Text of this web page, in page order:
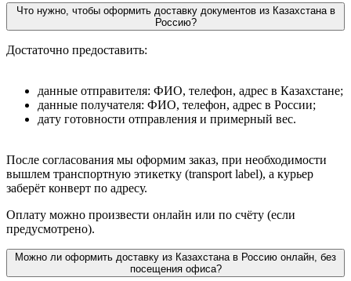
Что нужно, чтобы оформить доставку документов из Казахстана в
Россию?
Достаточно предоставить:
данные отправителя: ФИО, телефон, адрес в Казахстане;
данные получателя: ФИО, телефон, адрес в России;
дату готовности отправления и примерный вес.
После согласования мы оформим заказ, при необходимости
вышлем транспортную этикетку (transport label), а курьер
заберёт конверт по адресу.
Оплату можно произвести онлайн или по счёту (если
предусмотрено).
Можно ли оформить доставку из Казахстана в Россию онлайн, без
посещения офиса?